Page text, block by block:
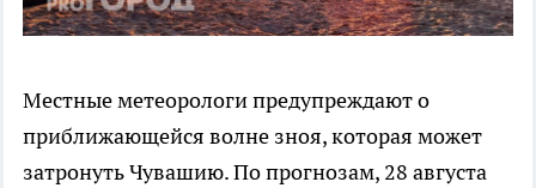
Местные метеорологи предупреждают о
приближающейся волне зноя, которая может
затронуть Чувашию. По прогнозам, 28 августа